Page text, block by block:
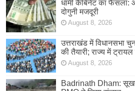
धामी कैबिनेट का फैसला:
दोगुनी मजदूरी
August 8, 2026
उत्तराखंड में विधानसभा
की तैयारी; राज्य में ट्रायल
August 8, 2026
Badrinath Dham: